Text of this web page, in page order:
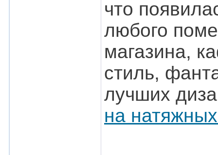
что
любого
магазина,
стиль,
лучших
на